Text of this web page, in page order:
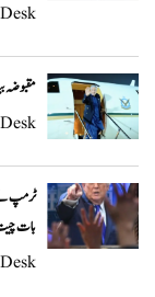
Desk
مقبوضہ
Desk
ٹرمپ
بات
Desk